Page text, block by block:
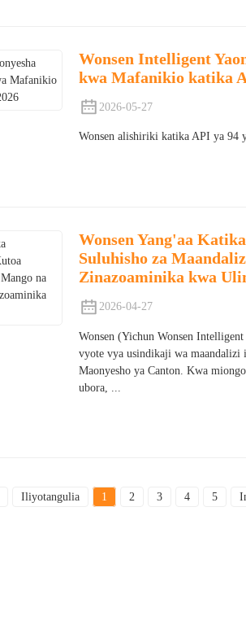
Wonsen Intelligent
kwa Mafanikio katika
2026-05-27
Wonsen alishiriki katika API ya 94
Wonsen Yang'aa
Suluhisho za
Zinazoaminika kwa
2026-04-27
Wonsen (Yichun Wonsen
vyote vya usindikaji wa maandalizi
Maonyesho ya Canton. Kwa
ubora, ...
Iliyotangulia 1 2 3 4 5